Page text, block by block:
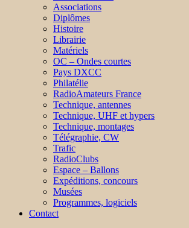
Associations
Diplômes
Histoire
Librairie
Matériels
OC – Ondes courtes
Pays DXCC
Philatélie
RadioAmateurs France
Technique, antennes
Technique, UHF et hypers
Technique, montages
Télégraphie, CW
Trafic
RadioClubs
Espace – Ballons
Expéditions, concours
Musées
Programmes, logiciels
Contact